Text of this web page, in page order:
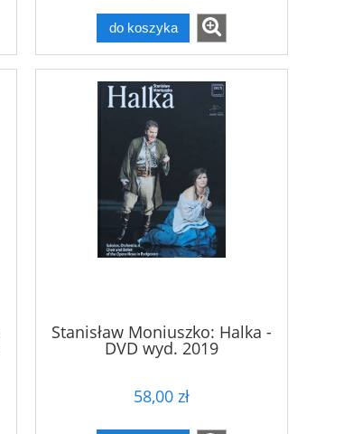
do koszyka
Stanisław Moniuszko: Halka -
DVD wyd. 2019
58,00 zł